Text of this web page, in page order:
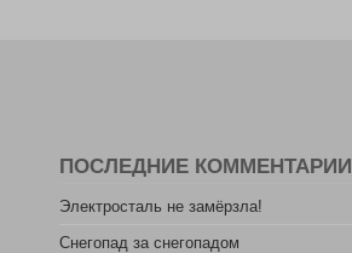
ПОСЛЕДНИЕ КОММЕНТАРИИ
Электросталь не замёрзла!
Снегопад за снегопадом